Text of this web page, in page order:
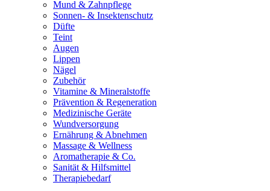
Mund & Zahnpflege
Sonnen- & Insektenschutz
Düfte
Teint
Augen
Lippen
Nägel
Zubehör
Vitamine & Mineralstoffe
Prävention & Regeneration
Medizinische Geräte
Wundversorgung
Ernährung & Abnehmen
Massage & Wellness
Aromatherapie & Co.
Sanität & Hilfsmittel
Therapiebedarf